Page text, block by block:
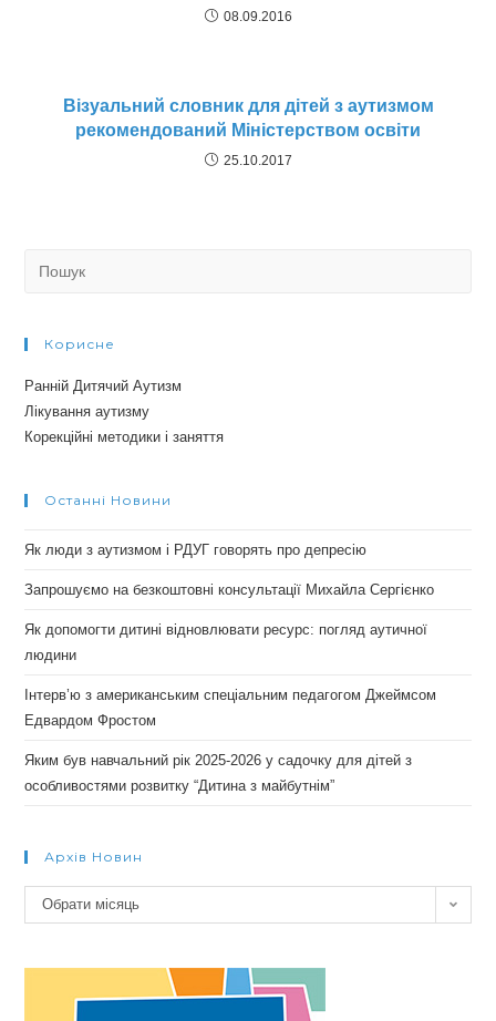
08.09.2016
Візуальний словник для дітей з аутизмом
рекомендований Міністерством освіти
25.10.2017
Корисне
Ранній Дитячий Аутизм
Лікування аутизму
Корекційні методики і заняття
Останні Новини
Як люди з аутизмом і РДУГ говорять про депресію
Запрошуємо на безкоштовні консультації Михайла Сергієнко
Як допомогти дитині відновлювати ресурс: погляд аутичної
людини
Інтерв’ю з американським спеціальним педагогом Джеймсом
Едвардом Фростом
Яким був навчальний рік 2025-2026 у садочку для дітей з
особливостями розвитку “Дитина з майбутнім”
Архів Новин
Архів
новин
Обрати місяць